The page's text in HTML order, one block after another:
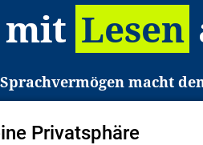
mit Lesen
macht
zu Bildung und
haben aber große
Privatsphäre